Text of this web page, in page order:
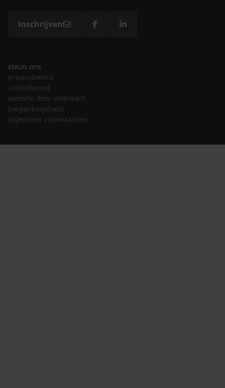
inschrijven
steun ons
privacybeleid
cookiebeleid
website door webreact
toegankelijkheid
algemene voorwaarden